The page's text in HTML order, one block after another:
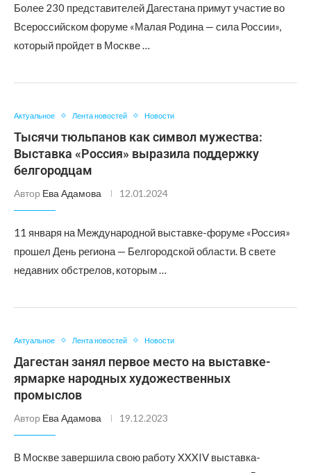
Более 230 представителей Дагестана примут участие во
Всероссийском форуме «Малая Родина — сила России»,
который пройдет в Москве …
Актуальное Лента новостей Новости
Тысячи тюльпанов как символ мужества:
Выставка «Россия» выразила поддержку
белгородцам
Автор Ева Адамова 12.01.2024
11 января на Международной выставке-форуме «Россия»
прошел День региона — Белгородской области. В свете
недавних обстрелов, которым …
Актуальное Лента новостей Новости
Дагестан занял первое место на выставке-
ярмарке народных художественных
промыслов
Автор Ева Адамова 19.12.2023
В Москве завершила свою работу XXXIV выставка-